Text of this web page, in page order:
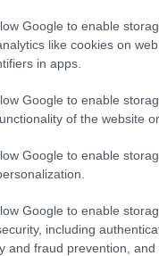
Google to enable
like cookies on
in apps.
Google to enable
of the website
Google to enable
Google to enable
including
and fraud prevention, and
της ΕΥΔΑΠ στη
Δεληγιάννη»
10/05 μεταξύ
σταθμός θα
δρομολόγια θα
Ασκληπιείο
Βούλας, λόγω
επί της οδού